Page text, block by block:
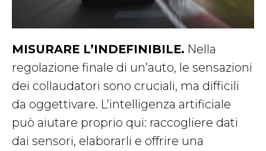
MISURARE L’INDEFINIBILE. Nella
regolazione finale di un’auto, le sensazioni
dei collaudatori sono cruciali, ma difficili
da oggettivare. L’intelligenza artificiale
può aiutare proprio qui: raccogliere dati
dai sensori, elaborarli e offrire una